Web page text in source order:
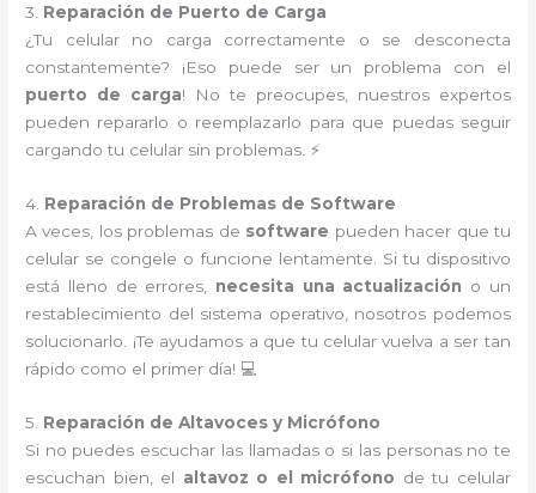
3. Reparación de Puerto de Carga
¿Tu celular no carga correctamente o se desconecta
constantemente? ¡Eso puede ser un problema con el
puerto de carga! No te preocupes, nuestros expertos
pueden repararlo o reemplazarlo para que puedas seguir
cargando tu celular sin problemas. ⚡
4. Reparación de Problemas de Software
A veces, los problemas de software pueden hacer que tu
celular se congele o funcione lentamente. Si tu dispositivo
está lleno de errores, necesita una actualización o un
restablecimiento del sistema operativo, nosotros podemos
solucionarlo. ¡Te ayudamos a que tu celular vuelva a ser tan
rápido como el primer día! 💻
5. Reparación de Altavoces y Micrófono
Si no puedes escuchar las llamadas o si las personas no te
escuchan bien, el altavoz o el micrófono de tu celular